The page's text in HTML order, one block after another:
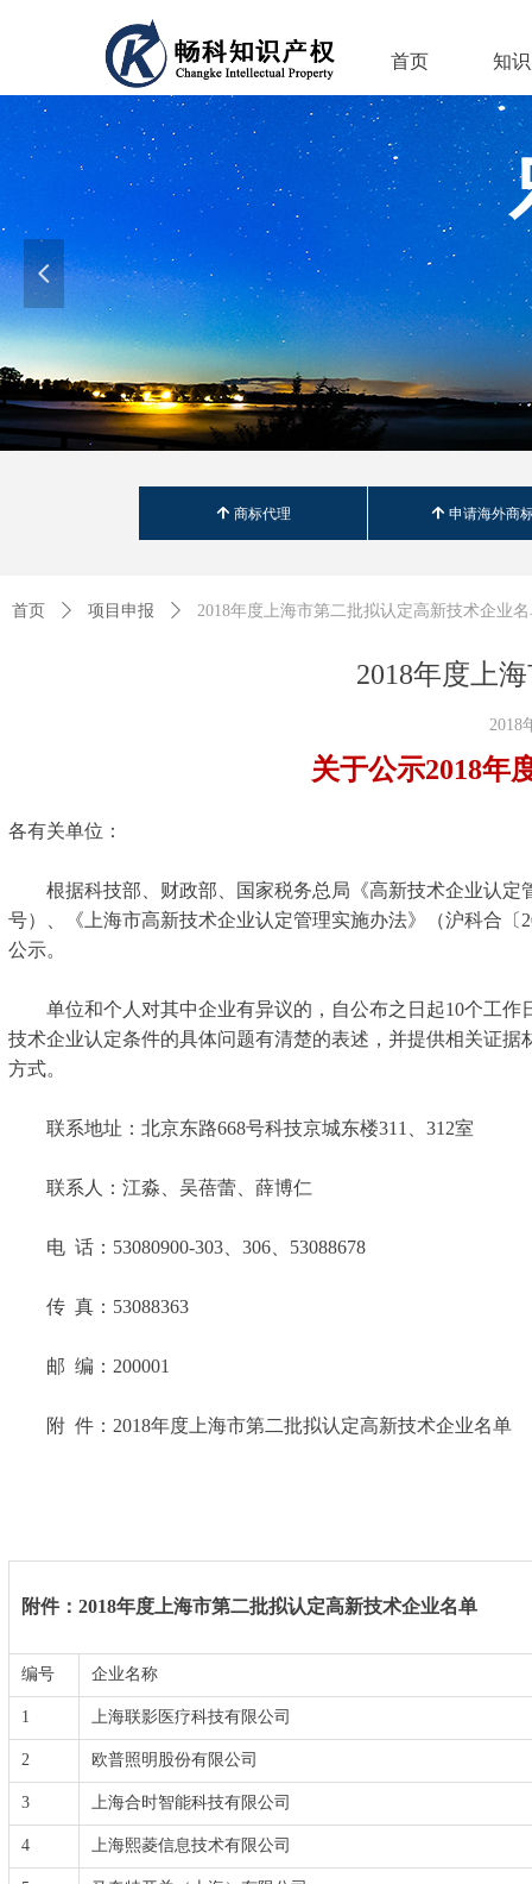
首页 知
넳
녕 商标代理 녕 申请海外商
2018年度上
首页 ꄲ 项目申报 ꄲ 2018年度上海市第二批拟认定高新技术企业
关于公示2018年
各有关单位：
根据科技部、财政部、国家税务总局《高新技术企业认定
号）、《上海市高新技术企业认定管理实施办法》（沪科合
公示。
单位和个人对其中企业有异议的，自公布之日起10个工作
技术企业认定条件的具体问题有清楚的表述，并提供相关证
方式。
联系地址：北京东路668号科技京城东楼311、312室
联系人：江淼、吴蓓蕾、薛博仁
电 话：53080900-303、306、53088678
传 真：53088363
邮 编：200001
附 件： 2018年度上海市第二批拟认定高新技术企业名单
附件：2018年度上海市第二批拟认定高新技术企业名单
编号 企业名称
1 上海联影医疗科技有限公司
2 欧普照明股份有限公司
3 上海合时智能科技有限公司
4 上海熙菱信息技术有限公司
2018